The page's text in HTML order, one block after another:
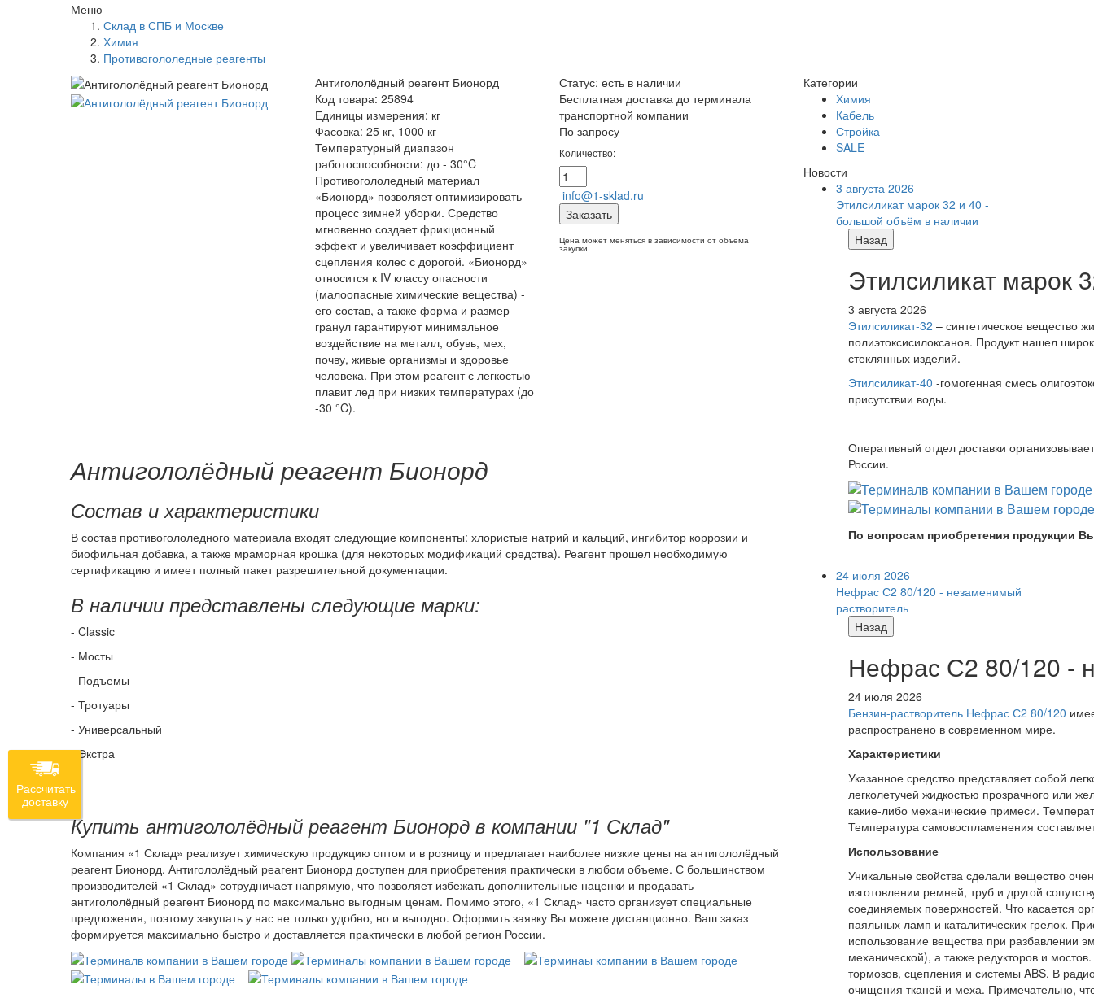
Меню
Склад в СПБ и Москве
Химия
Противогололедные реагенты
Антигололёдный реагент Бионорд
Код товара: 25894
Единицы измерения: кг
Фасовка: 25 кг, 1000 кг
Температурный диапазон
работоспособности: до - 30°C
Противогололедный материал
«Бионорд» позволяет оптимизировать
процесс зимней уборки. Средство
мгновенно создает фрикционный
эффект и увеличивает коэффициент
сцепления колес с дорогой. «Бионорд»
относится к IV классу опасности
(малоопасные химические вещества) -
его состав, а также форма и размер
гранул гарантируют минимальное
воздействие на металл, обувь, мех,
почву, живые организмы и здоровье
человека. При этом реагент с легкостью
плавит лед при низких температурах (до
-30 °C).
Статус: есть в наличии
Бесплатная доставка до терминала
транспортной компании
По запросу
Количество:
info@1-sklad.ru
Заказать
Цена может меняться в зависимости от объема
закупки
Антигололёдный реагент Бионорд
Состав и характеристики
В состав противогололедного материала входят следующие компоненты: хлористые натрий и кальций, ингибитор коррозии и
биофильная добавка, а также мраморная крошка (для некоторых модификаций средства). Реагент прошел необходимую
сертификацию и имеет полный пакет разрешительной документации.
В наличии представлены следующие марки:
- Classic
- Мосты
- Подъемы
- Тротуары
- Универсальный
- Экстра
Купить антигололёдный реагент Бионорд в компании "1 Склад"
Компания «1 Склад» реализует химическую продукцию оптом и в розницу и предлагает наиболее низкие цены на антигололёдный
реагент Бионорд. Антигололёдный реагент Бионорд доступен для приобретения практически в любом объеме. С большинством
производителей «1 Склад» сотрудничает напрямую, что позволяет избежать дополнительные наценки и продавать
антигололёдный реагент Бионорд по максимально выгодным ценам. Помимо этого, «1 Склад» часто организует специальные
предложения, поэтому закупать у нас не только удобно, но и выгодно. Оформить заявку Вы можете дистанционно. Ваш заказ
формируется максимально быстро и доставляется практически в любой регион России.
Категории
Химия
Кабель
Стройка
SALE
Новости
3 августа 2026
Этилсиликат марок 32 и 40 -
большой объём в наличии
Назад
Этилсиликат марок
3 августа 2026
Этилсиликат-32 – синтетическое вещество
полиэтоксисилоксанов. Продукт нашел
стеклянных изделий.
Этилсиликат-40 -гомогенная смесь
присутствии воды.
Оперативный отдел доставки
России.
По вопросам приобретения продукции
24 июля 2026
Нефрас С2 80/120 - незаменимый
растворитель
Назад
Нефрас С2 80/120 -
24 июля 2026
Бензин-растворитель Нефрас С2 80/120
распространено в современном мире.
Характеристики
Указанное средство представляет собой
легколетучей жидкостью прозрачного или
какие-либо механические примеси.
Температура самовоспламенения
Использование
Уникальные свойства сделали вещество
изготовлении ремней, труб и другой
соединяемых поверхностей. Что касается
паяльных ламп и каталитических грелок.
использование вещества при разбавлении
механической), а также редукторов и
тормозов, сцепления и системы ABS. В
очищения тканей и меха. Примечательно,
Рассчитать
доставку